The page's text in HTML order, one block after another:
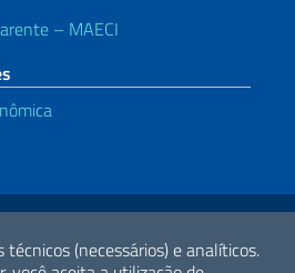
(necessários) e analíticos.
– MAECI